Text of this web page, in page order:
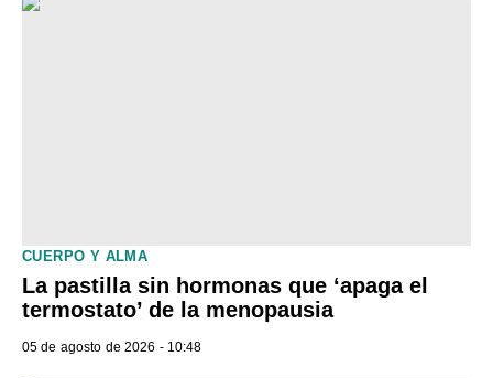
CUERPO Y ALMA
La pastilla sin hormonas que ‘apaga el
termostato’ de la menopausia
05 de agosto de 2026 - 10:48